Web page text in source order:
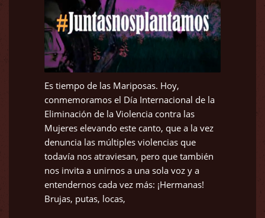
Es tiempo de las Mariposas. Hoy,
conmemoramos el Día Internacional de la
Eliminación de la Violencia contra las
Mujeres elevando este canto, que a la vez
denuncia las múltiples violencias que
todavía nos atraviesan, pero que también
nos invita a unirnos a una sola voz y a
entendernos cada vez más: ¡Hermanas!
Brujas, putas, locas,